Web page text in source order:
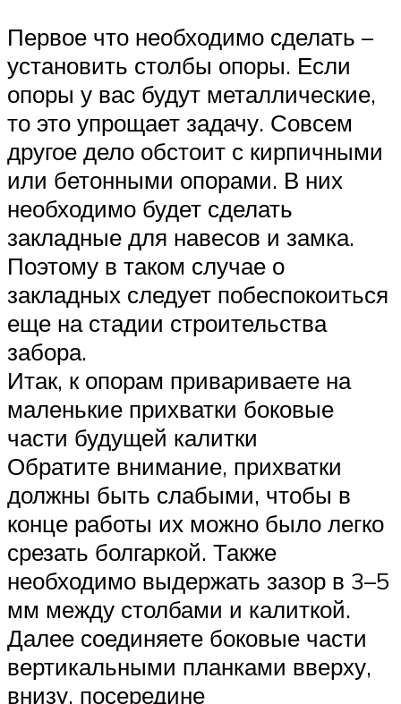
Первое что необходимо сделать –
установить столбы опоры. Если
опоры у вас будут металлические,
то это упрощает задачу. Совсем
другое дело обстоит с кирпичными
или бетонными опорами. В них
необходимо будет сделать
закладные для навесов и замка.
Поэтому в таком случае о
закладных следует побеспокоиться
еще на стадии строительства
забора.
Итак, к опорам привариваете на
маленькие прихватки боковые
части будущей калитки
Обратите внимание, прихватки
должны быть слабыми, чтобы в
конце работы их можно было легко
срезать болгаркой. Также
необходимо выдержать зазор в 3–5
мм между столбами и калиткой.
Далее соединяете боковые части
вертикальными планками вверху,
внизу, посередине